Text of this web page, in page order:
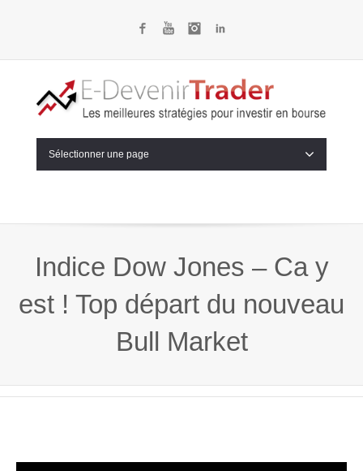
FacebookYouTubeInstagram
Sélectionner une page
Indice Dow Jones – Ca y
est ! Top départ du nouveau
Bull Market